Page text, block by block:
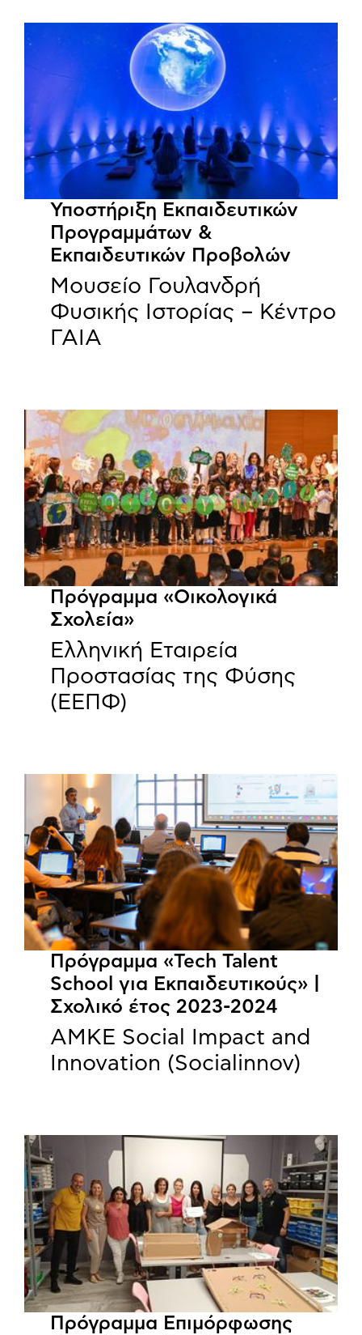
Υποστήριξη Εκπαιδευτικών
Προγραμμάτων &
Εκπαιδευτικών Προβολών
Μουσείο Γουλανδρή
Φυσικής Ιστορίας – Κέντρο
ΓΑΙΑ
Πρόγραμμα «Οικολογικά
Σχολεία»
Ελληνική Εταιρεία
Προστασίας της Φύσης
(ΕΕΠΦ)
Πρόγραμμα «Tech Talent
School για Εκπαιδευτικούς» |
Σχολικό έτος 2023-2024
ΑΜΚΕ Social Impact and
Innovation (Socialinnov)
Πρόγραμμα Επιμόρφωσης